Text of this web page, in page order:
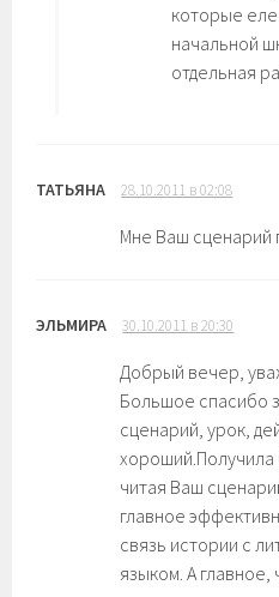
которые
начальной
отдельная
ТАТЬЯНА 28.10.2011 в 02:08
Мне Ваш сценарий
ЭЛЬМИРА 30.10.2011 в 20:30
Добрый вечер,
Большое спасибо
сценарий, урок,
читая Ваш
главное
связь истории с
языком. А главное,